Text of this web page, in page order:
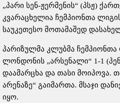
„პარი სენ-ჟერმენის“ (პსჟ)
კვარაცხელია ჩემპიონთა
საუკეთესო მოთამაშედ
პარიზულმა კლუბმა
ლონდონის „არსენალი“ 1-1
დაამარცხა და თასი მოიპოვა.
არენაზე“ გაიმართა. მსაჯი
იყო.